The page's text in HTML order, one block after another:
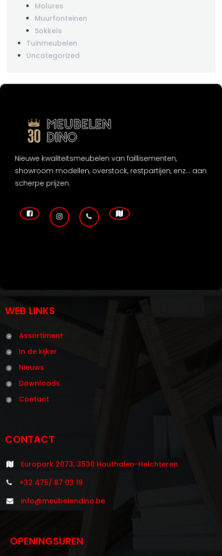
Molures
Muurfonteinen
Sokkels
Tuinmeubelen
Uncategorized
Nieuwe kwaliteitsmeubelen van faillisementen,
showroom modellen, overstock, restpartijen, enz... aan
scherpe prijzen.
WEB LINKS
Assortiment
In de kijker
Nieuws
Downloads
Contact
CONTACT
Europark 2073, 3530 Houthalen-Helchteren
+32 475/ 87 03 19
info@meubelendino.be
OPENINGSUREN